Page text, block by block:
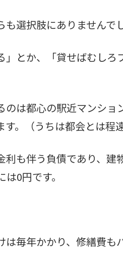
選択肢にありませんでし
とか、「貸せばむしろ
のは都心の駅近マンショ
。（うちは都会とは程遠
利も伴う負債であり、建
0円です。
毎年かかり、修繕費も